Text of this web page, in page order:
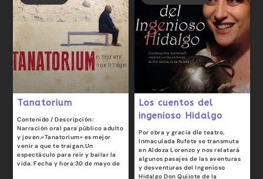
Tanatorium
Contenido / Descripción:
Narración oral para público adulto
y joven.«Tanatorium» es mejor
venir a que te traigan.Un
espectáculo para reír y bailar la
vida. Fecha y hora:30 de mayo de
Los cuentos del
ingenioso Hidalgo
Por obra y gracia dle teatro,
Inmaculada Rufete se transmuta
en Aldoza Lorenzo y nos relatará
algunos pasajes de las aventuras
y desventuras del Ingenioso
Hidalgo Don Quijote de la